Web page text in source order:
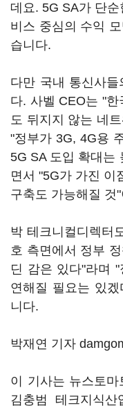
데요. 5G SA가 단
비스 중심의 수익
습니다.
다만 국내 통신사
다. 사벨 CEO는 "한
도 뒤지지 않는 네
"정부가 3G, 4G용
5G SA 도입 확대는
면서 "5G가 가진 이
구축도 가능해질 것
박 테크니컬디렉터
호 측면에서 정부
딘 감은 있다"라며
연해질 필요는 있
니다.
박재연 기자
이 기사는 뉴스토
김충범 테크지식산